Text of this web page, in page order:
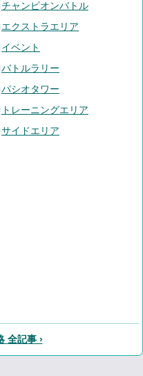
チャンピオンバトル
エクストラエリア
イベント
バトルラリー
パシオタワー
トレーニングエリア
サイドエリア
全記事 ›